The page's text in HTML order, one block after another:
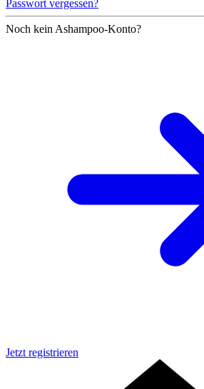
Passwort vergessen?
Noch kein Ashampoo-Konto?
Jetzt registrieren